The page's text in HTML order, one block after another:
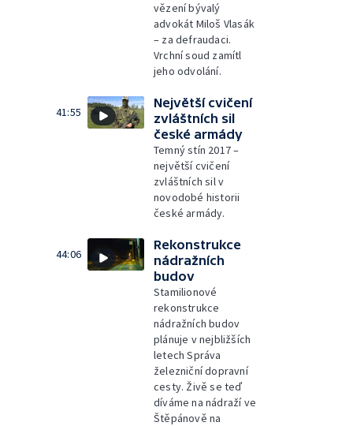
vězení bývalý
advokát Miloš Vlasák
– za defraudaci.
Vrchní soud zamítl
jeho odvolání.
41:55
Největší cvičení
zvláštních sil
české armády
Temný stín 2017 –
největší cvičení
zvláštních sil v
novodobé historii
české armády.
44:06
Rekonstrukce
nádražních
budov
Stamilionové
rekonstrukce
nádražních budov
plánuje v nejbližších
letech Správa
železniční dopravní
cesty. Živě se teď
díváme na nádraží ve
Štěpánově na